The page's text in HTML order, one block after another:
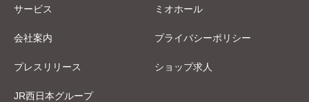
サービス ミオホール
会社案内 プライバシーポリシー
プレスリリース ショップ求人
JR西日本グループ